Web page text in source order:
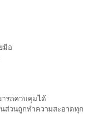
มือ
รถควบคุมได้
ส่วนถูกทำความสะอาดทุก